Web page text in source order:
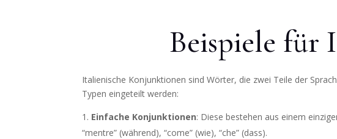
Beispiele für
Italienische Konjunktionen sind Wörter, die zwei Teile der
Typen eingeteilt werden:
Einfache Konjunktionen: Diese bestehen aus einem
“mentre” (während), “come” (wie), “che” (dass).